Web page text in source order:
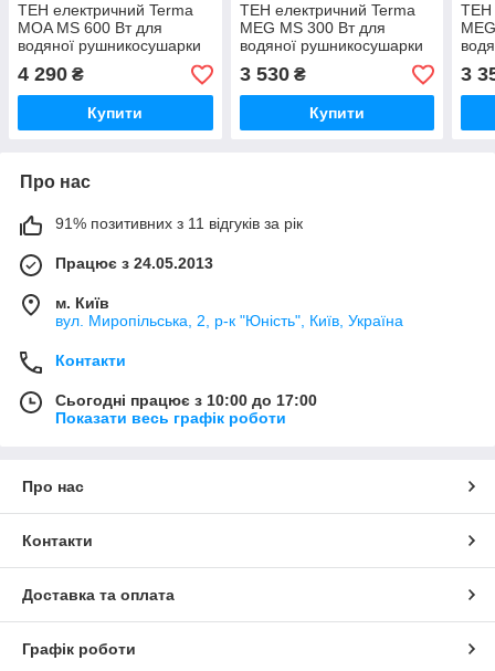
ТЕН електричний Terma
MOA MS 600 Вт для
водяної рушникосушарки
+ маскування кабелю тени
рушникосушарок різного
типу гарантія хром
4 290 ₴
Купити
ТЕН електричний Terma
MEG MS 300 Вт для
водяної рушникосушарки
+ маскування кабелю тени
рушникосушарок різного
тип гарантія чорний
3 530₴
Купити
ТЕН
+
3
Про нас
91% позитивних з 11 відгуків за рік
Працює з 24.05.2013
м. Київ
вул. Миропільська, 2, р-к "Юність", Київ, Україна
Контакти
Сьогодні працює з 10:00 до 17:00
Показати весь графік роботи
Про нас
Контакти
Доставка та оплата
Графік роботи